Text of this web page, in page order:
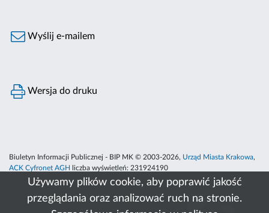
Używamy plików cookie, aby poprawić jakość
przeglądania oraz analizować ruch na stronie.
Wyślij e-mailem
Wersja do druku
Biuletyn Informacji Publicznej - BIP MK © 2003-2026, Urząd Miasta Krakowa,
ACK Cyfronet AGH
liczba wyświetleń: 231924190